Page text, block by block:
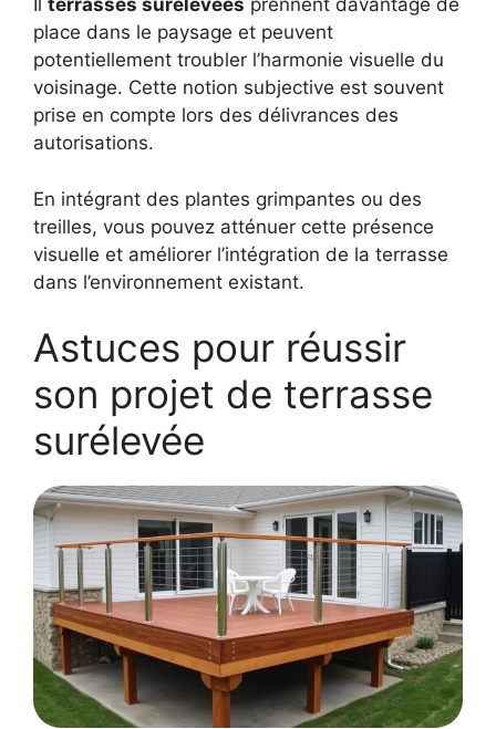
Il terrasses surélevées prennent davantage de
place dans le paysage et peuvent
potentiellement troubler l’harmonie visuelle du
voisinage. Cette notion subjective est souvent
prise en compte lors des délivrances des
autorisations.
En intégrant des plantes grimpantes ou des
treilles, vous pouvez atténuer cette présence
visuelle et améliorer l’intégration de la terrasse
dans l’environnement existant.
Astuces pour réussir
son projet de terrasse
surélevée